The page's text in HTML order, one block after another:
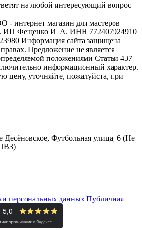
на любой интересующий вопрос
- интернет магазин для мастеров
ИП Фещенко И. А. ИНН 772407924910
Информация сайта защищена
Предложение не является
положениями Статьи 437
информационный характер.
цену, уточняйте, пожалуйста, при
Десёновское, Футбольная улица, 6 (Не
персональных данных Публичная